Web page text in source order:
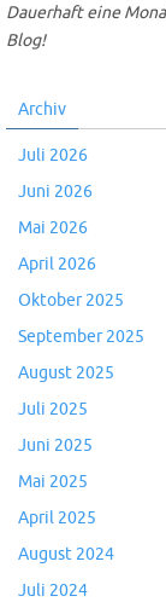
Dauerhaft eine
Blog!
Archiv
Juli 2026
Juni 2026
Mai 2026
April 2026
Oktober 2025
September 2025
August 2025
Juli 2025
Juni 2025
Mai 2025
April 2025
August 2024
Juli 2024